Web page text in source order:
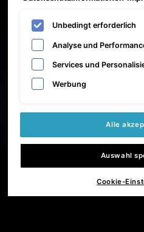
Einstellungen sind ebenfalls
speichern"). Die Auswahl kann
"Cookie-Einstellungen"
Informationen s. unsere
Unbedingt erforderlich
Analyse und
Services und
Werbung
Alle
Auswahl
Cookie-